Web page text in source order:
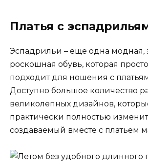
Платья с
Эспадрильи – еще одна модная,
роскошная обувь, которая
подходит для ношения с
Доступно большое количество
великолепных дизайнов,
практически полностью
создаваемый вместе с платьем